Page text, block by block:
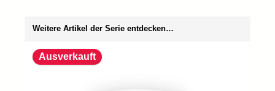
Weitere Artikel der Serie entdecken…
Ausverkauft